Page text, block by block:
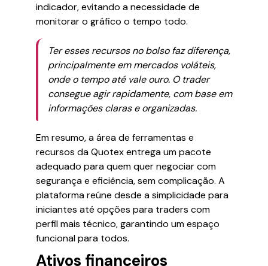
indicador, evitando a necessidade de
monitorar o gráfico o tempo todo.
Ter esses recursos no bolso faz diferença,
principalmente em mercados voláteis,
onde o tempo até vale ouro. O trader
consegue agir rapidamente, com base em
informações claras e organizadas.
Em resumo, a área de ferramentas e
recursos da Quotex entrega um pacote
adequado para quem quer negociar com
segurança e eficiência, sem complicação. A
plataforma reúne desde a simplicidade para
iniciantes até opções para traders com
perfil mais técnico, garantindo um espaço
funcional para todos.
Ativos financeiros